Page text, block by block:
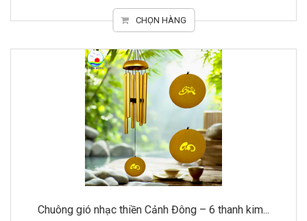
CHỌN HÀNG
Chuông gió nhạc thiền Cảnh Đông – 6 thanh kim...